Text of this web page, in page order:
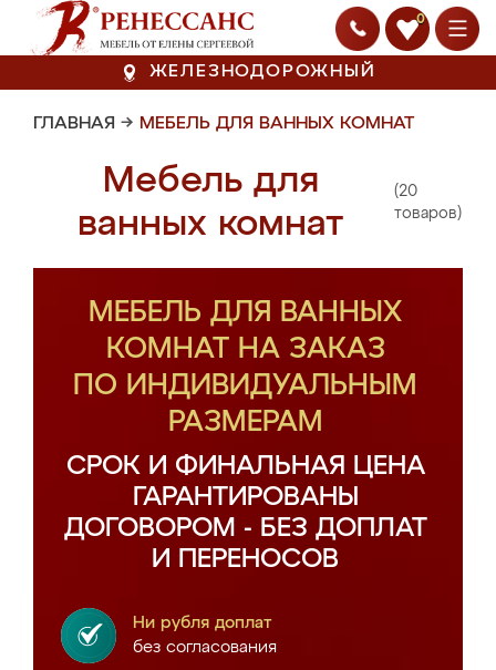
0
ЖЕЛЕЗНОДОРОЖНЫЙ
ГЛАВНАЯ → МЕБЕЛЬ ДЛЯ ВАННЫХ КОМНАТ
Мебель для
ванных комнат
(20
товаров)
МЕБЕЛЬ ДЛЯ ВАННЫХ
КОМНАТ НА ЗАКАЗ
ПО ИНДИВИДУАЛЬНЫМ
РАЗМЕРАМ
СРОК И ФИНАЛЬНАЯ ЦЕНА
ГАРАНТИРОВАНЫ
ДОГОВОРОМ - БЕЗ ДОПЛАТ
И ПЕРЕНОСОВ
Ни рубля доплат
без согласования